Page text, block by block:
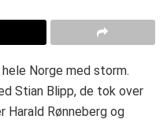
Norge med storm.
Stian Blipp, de tok over
Rønneberg og